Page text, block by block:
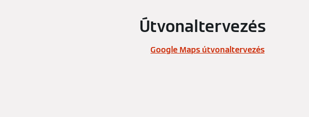
Útvonaltervezés
Google Maps útvonaltervezés